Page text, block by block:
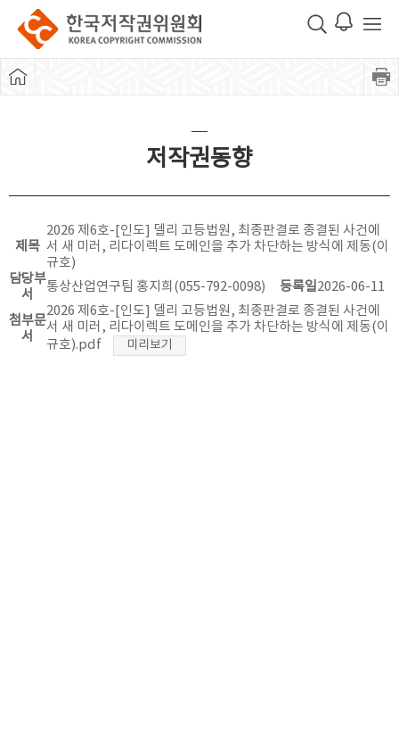
저작권동향
제목
2026 제6호-[인도] 델리 고등법원, 최종판결로 종결된 사건에
서 새 미러, 리다이렉트 도메인을 추가 차단하는 방식에 제동(이
규호)
담당부
서
통상산업연구팀 홍지희(055-792-0098) 등록일2026-06-11
첨부문
서
2026 제6호-[인도] 델리 고등법원, 최종판결로 종결된 사건에
서 새 미러, 리다이렉트 도메인을 추가 차단하는 방식에 제동(이
규호).pdf
미리보기